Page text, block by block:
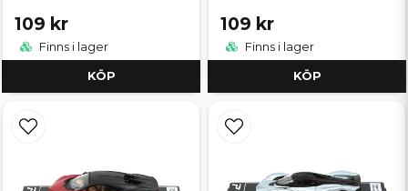
109 kr
Finns i lager
KÖP
109 kr
Finns i lager
KÖP